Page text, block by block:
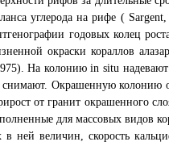
углерода на рифе (
годовых колец
окраски кораллов
На колонию in situ
снимают. Окрашенную колонию
от гранит окрашенного
для массовых видов
величин, скорость